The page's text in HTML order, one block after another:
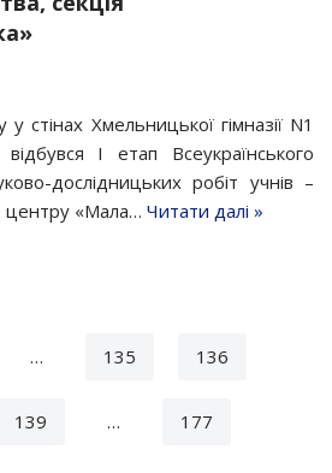
стінах Хмельницької гімназії N1
І етап Всеукраїнського
дослідницьких робіт учнів –
центру «Мала… Читати далі »
… 135 136
139 … 177